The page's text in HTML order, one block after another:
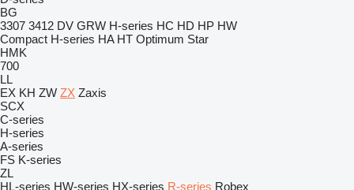
BG
3307 3412 DV GRW H-series HC HD HP HW
Compact H-series HA HT Optimum Star
HMK
700
LL
EX KH ZW ZX Zaxis
SCX
C-series
H-series
A-series
FS K-series
ZL
HL-series HW-series HX-series R-series Robex